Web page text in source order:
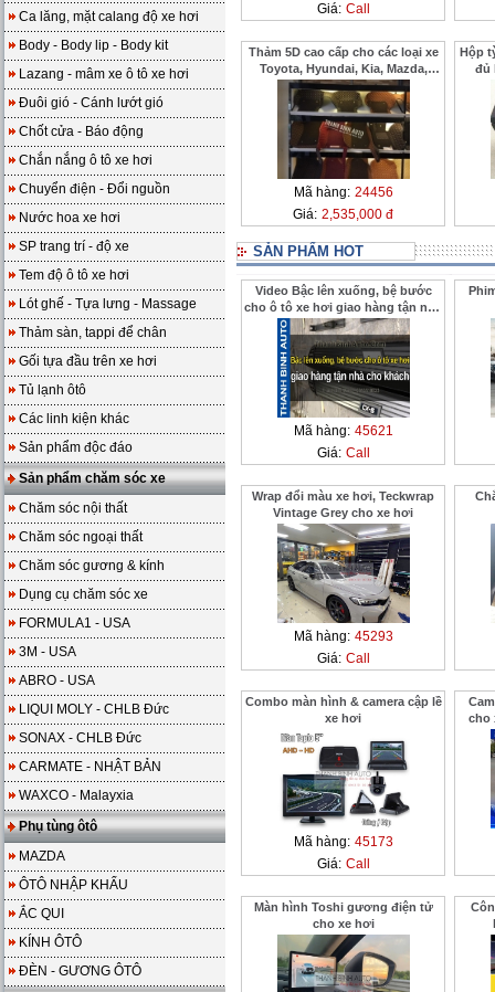
Ca lăng, mặt calang độ xe hơi
Body - Body lip - Body kit
Lazang - mâm xe ô tô xe hơi
Đuôi gió - Cánh lướt gió
Chốt cửa - Báo động
Chắn nắng ô tô xe hơi
Chuyển điện - Đổi nguồn
Nước hoa xe hơi
SP trang trí - độ xe
Tem độ ô tô xe hơi
Lót ghế - Tựa lưng - Massage
Thảm sàn, tappi để chân
Gối tựa đầu trên xe hơi
Tủ lạnh ôtô
Các linh kiện khác
Sản phẩm độc đáo
Sản phẩm chăm sóc xe
Chăm sóc nội thất
Chăm sóc ngoại thất
Chăm sóc gương & kính
Dụng cụ chăm sóc xe
FORMULA1 - USA
3M - USA
ABRO - USA
LIQUI MOLY - CHLB Đức
SONAX - CHLB Đức
CARMATE - NHẬT BẢN
WAXCO - Malayxia
Phụ tùng ôtô
MAZDA
ÔTÔ NHẬP KHẨU
ẮC QUI
KÍNH ÔTÔ
ĐÈN - GƯƠNG ÔTÔ
Giá: Call
Thảm 5D cao cấp cho các loại xe
Toyota, Hyundai, Kia, Mazda,
Ford
Mã hàng: 24456
Giá: 2,535,000 đ
Hộp
đủ
SẢN PHẨM HOT
Video Bậc lên xuống, bệ bước
cho ô tô xe hơi giao hàng tận nhà
cho khách ở xa ThanhBinhAuto
Mã hàng: 45621
Giá: Call
Wrap đổi màu xe hơi, Teckwrap
Vintage Grey cho xe hơi
Mã hàng: 45293
Giá: Call
Combo màn hình & camera cập lề
xe hơi
Mã hàng: 45173
Giá: Call
cho
Màn hình Toshi gương điện tử
cho xe hơi